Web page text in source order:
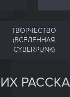
ТВОРЧЕСТВО
(ВСЕЛЕННАЯ
CYBERPUNK)